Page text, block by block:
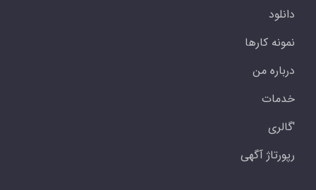
دانلود
نمونه کارها
درباره من
خدمات
'گالری
رپورتاژ آگهی